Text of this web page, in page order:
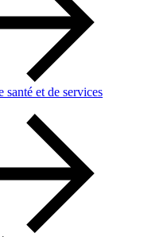
santé et de services